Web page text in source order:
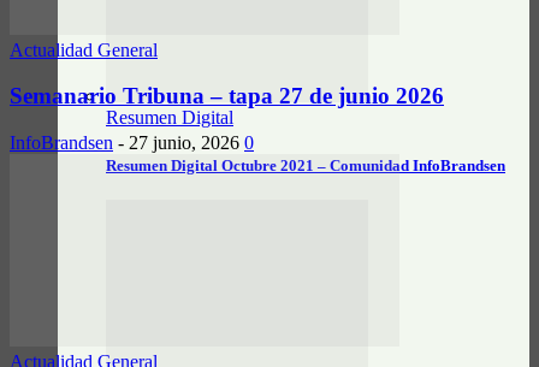
Resumen Digital
Resumen Digital Octubre 2021 – Comunidad InfoBrandsen
Actualidad General
Semanario Tribuna – tapa 27 de junio 2026
InfoBrandsen - 27 junio, 2026 0
Actualidad General